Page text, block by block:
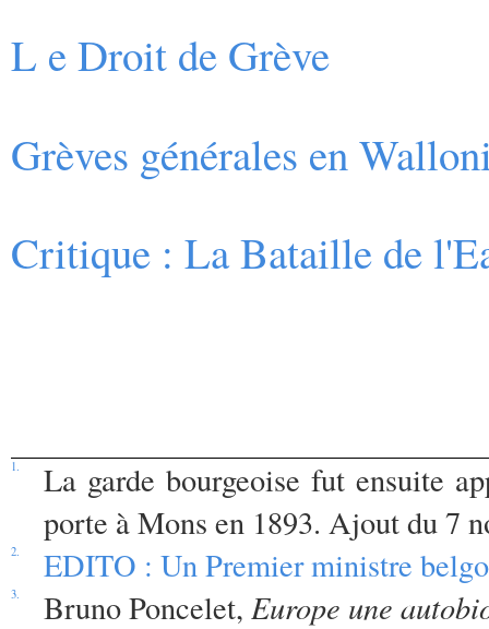
L e Droit de Grève
Grèves générales en
Critique : La Bataille de
1.
La garde bourgeoise fut ensuite
porte à Mons en 1893. Ajout du 7
2. EDITO : Un Premier ministre
3. Bruno Poncelet, Europe une